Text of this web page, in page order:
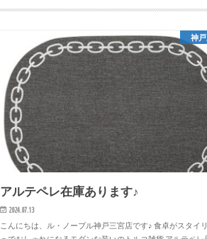
神
アルテペレ在庫あります♪
2024.07.13
こんにちは、ル・ノーブル神戸三宮店です♪ 食卓がスタイ